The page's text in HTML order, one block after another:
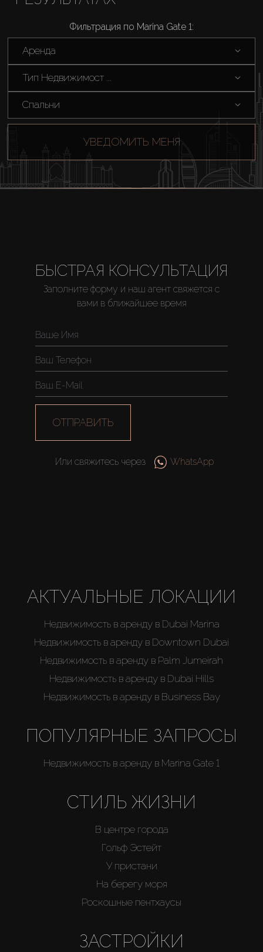
Агенты
About Us
Фильтрация по Marina Gate 1:
Аренда
Тип Недвижимост ...
Спальни
УВЕДОМИТЬ МЕНЯ
БЫСТРАЯ КОНСУЛЬТАЦИЯ
Заполните форму и наш агент свяжется с
вами в ближайшее время
ОТПРАВИТЬ
Или свяжитесь через WhatsApp
АКТУАЛЬНЫЕ ЛОКАЦИИ
Недвижимость в аренду в Dubai Marina
Недвижимость в аренду в Downtown Dubai
Недвижимость в аренду в Palm Jumeirah
Недвижимость в аренду в Dubai Hills
Недвижимость в аренду в Business Bay
ПОПУЛЯРНЫЕ ЗАПРОСЫ
Недвижимость в аренду в Marina Gate 1
СТИЛЬ ЖИЗНИ
В центре города
Гольф Эстейт
У пристани
На берегу моря
Роскошные пентхаусы
ЗАСТРОЙКИ